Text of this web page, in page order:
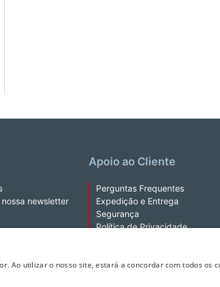
newsletter
Apoio ao Cliente
Perguntas Frequentes
Expedição e Entrega
Segurança
Política de Privacidade
a extração de texto e de dados.
Ao utilizar o nosso site, estará a concordar com todos os